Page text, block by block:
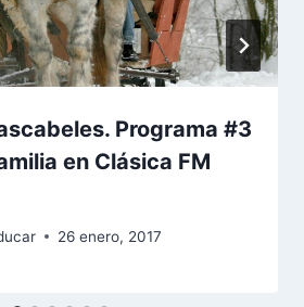
Programa #3
en Clásica FM
26 enero, 2017